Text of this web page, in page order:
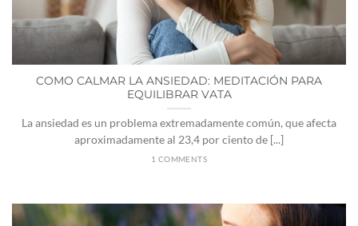
COMO CALMAR LA ANSIEDAD: MEDITACIÓN PARA
EQUILIBRAR VATA
La ansiedad es un problema extremadamente común, que afecta
aproximadamente al 23,4 por ciento de [...]
1 COMMENTS